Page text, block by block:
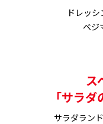
ドレッ
ベジ
ス
「サラ
サラダラン